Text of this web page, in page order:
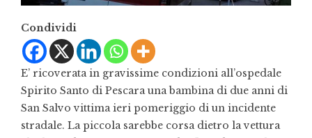
Condividi
E’ ricoverata in gravissime condizioni all’ospedale
Spirito Santo di Pescara una bambina di due anni di
San Salvo vittima ieri pomeriggio di un incidente
stradale. La piccola sarebbe corsa dietro la vettura